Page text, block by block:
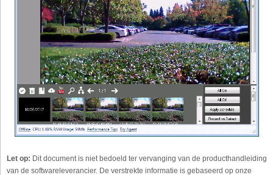
Let op: Dit document is niet bedoeld ter vervanging van de producthandleiding
van de softwareleverancier. De verstrekte informatie is gebaseerd op onze